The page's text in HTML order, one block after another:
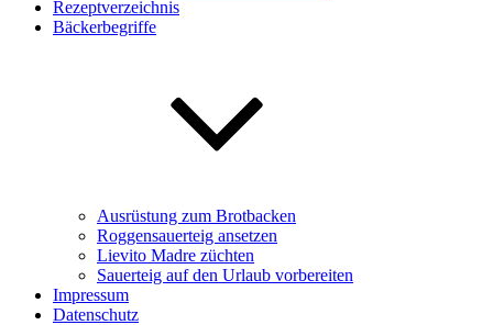
Rezeptverzeichnis
Bäckerbegriffe
Ausrüstung zum Brotbacken
Roggensauerteig ansetzen
Lievito Madre züchten
Sauerteig auf den Urlaub vorbereiten
Impressum
Datenschutz